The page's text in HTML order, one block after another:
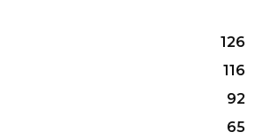
126
116
92
65